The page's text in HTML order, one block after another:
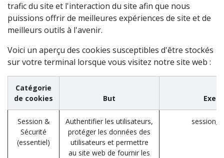
trafic du site et l'interaction du site afin que nous
puissions offrir de meilleures expériences de site et de
meilleurs outils à l'avenir.
Voici un aperçu des cookies susceptibles d'être stockés
sur votre terminal lorsque vous visitez notre site web :
Catégorie
de cookies
But
Session &
Sécurité
(essentiel)
Authentifier les utilisateurs,
protéger les données des
utilisateurs et permettre
au site web de fournir les